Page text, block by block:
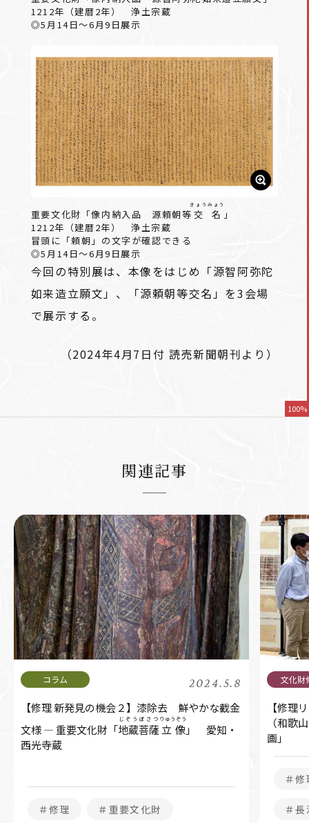
1212年（建暦2年） 浄土宗蔵
◎5月14日～6月9日展示
重要文化財「像内納入品 源頼朝等 交名
きょうみょう
」
1212年（建暦2年） 浄土宗蔵
冒頭に「頼朝」の文字が確認できる
◎5月14日～6月9日展示
今回の特別展は、本像をはじめ「源智阿弥陀
如来造立願文」、「源頼朝等交名」を3会場
で展示する。
（2024年4月7日付 読売新聞朝刊より）
100%
関連記事
2024.5.8
【修理 新発見の機会２】漆除去 鮮やかな截金
文様 ― 重要文化財「地蔵
じぞう
菩薩
ぼさつ
立像
りゅうぞう
」 愛知・
西光寺蔵
＃修理 ＃重要文化財
【修理
（和歌
画」
＃修
＃